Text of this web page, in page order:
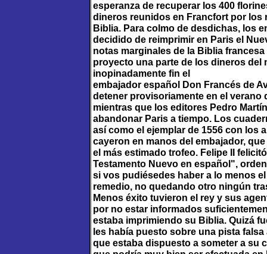
esperanza de recuperar los 400
dineros reunidos en Francfort por los
Biblia. Para colmo de desdichas, los
decidido de reimprimir en Paris el
notas marginales de la Biblia
proyecto una parte de los dineros
inopinadamente fin el
embajador español Don Francés de
detener provisoriamente en el verano
mientras que los editores Pedro
abandonar Paris a tiempo. Los
así como el ejemplar de 1556 con los
cayeron en manos del embajador,
el más estimado trofeo. Felipe II
Testamento Nuevo en español",
si vos pudiésedes haber a lo menos
remedio, no quedando otro ningún
Menos éxito tuvieron el rey y sus
por no estar informados
estaba imprimiendo su Biblia. Quizá
les había puesto sobre una pista
que estaba dispuesto a someter a su